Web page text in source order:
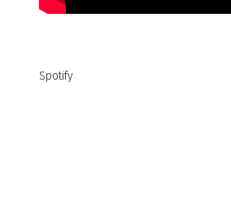
Spotify